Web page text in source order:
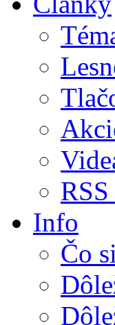
Info
Čo